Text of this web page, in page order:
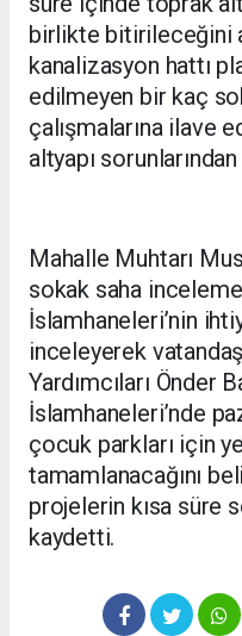
birlikte bitirileceğini
kanalizasyon hattı
edilmeyen bir kaç
çalışmalarına ilave
altyapı
Mahalle Muhtarı
sokak saha
İslamhaneleri’nin
inceleyerek
Yardımcıları Önder
İslamhaneleri’nde
çocuk parkları için
tamamlanacağını
projelerin kısa süre
kaydetti.